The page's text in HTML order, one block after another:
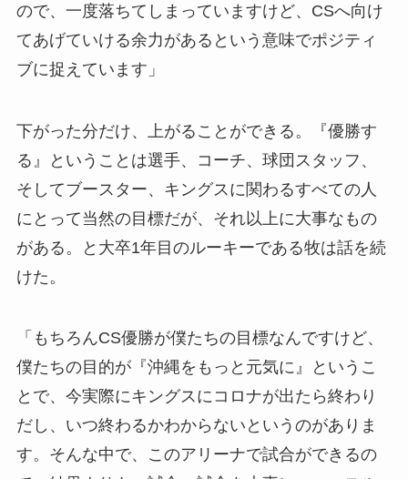
ので、一度落ちてしまっていますけど、CSへ向け
てあげていける余力があるという意味でポジティ
ブに捉えています」
下がった分だけ、上がることができる。『優勝す
る』ということは選手、コーチ、球団スタッフ、
そしてブースター、キングスに関わるすべての人
にとって当然の目標だが、それ以上に大事なもの
がある。と大卒1年目のルーキーである牧は話を続
けた。
「もちろんCS優勝が僕たちの目標なんですけど、
僕たちの目的が『沖縄をもっと元気に』というこ
とで、今実際にキングスにコロナが出たら終わり
だし、いつ終わるかわからないというのがありま
す。そんな中で、このアリーナで試合ができるの